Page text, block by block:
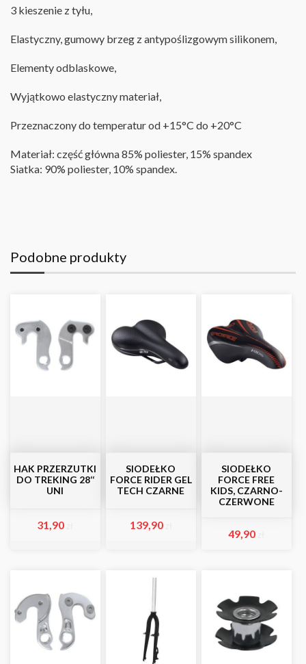
3 kieszenie z tyłu,
Elastyczny, gumowy brzeg z antypoślizgowym silikonem,
Elementy odblaskowe,
Wyjątkowo elastyczny materiał,
Przeznaczony do temperatur od +15°C do +20°C
Materiał: część główna 85% poliester, 15% spandex
Siatka: 90% poliester, 10% spandex.
Podobne produkty
HAK PRZERZUTKI
DO TREKING 28‘‘
UNI
31,90
SIODEŁKO
FORCE RIDER GEL
TECH CZARNE
139,90
SIODEŁKO
FORCE FREE
KIDS, CZARNO-
CZERWONE
49,90